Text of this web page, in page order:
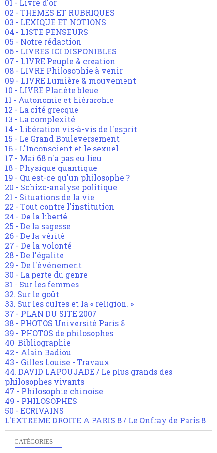
01 - Livre d'or
02 - THEMES ET RUBRIQUES
03 - LEXIQUE ET NOTIONS
04 - LISTE PENSEURS
05 - Notre rédaction
06 - LIVRES ICI DISPONIBLES
07 - LIVRE Peuple & création
08 - LIVRE Philosophie à venir
09 - LIVRE Lumière & mouvement
10 - LIVRE Planète bleue
11 - Autonomie et hiérarchie
12 - La cité grecque
13 - La complexité
14 - Libération vis-à-vis de l'esprit
15 - Le Grand Bouleversement
16 - L'Inconscient et le sexuel
17 - Mai 68 n'a pas eu lieu
18 - Physique quantique
19 - Qu'est-ce qu'un philosophe ?
20 - Schizo-analyse politique
21 - Situations de la vie
22 - Tout contre l'institution
24 - De la liberté
25 - De la sagesse
26 - De la vérité
27 - De la volonté
28 - De l'égalité
29 - De l'événement
30 - La perte du genre
31 - Sur les femmes
32. Sur le goût
33. Sur les cultes et la « religion. »
37 - PLAN DU SITE 2007
38 - PHOTOS Université Paris 8
39 - PHOTOS de philosophes
40. Bibliographie
42 - Alain Badiou
43 - Gilles Louise - Travaux
44. DAVID LAPOUJADE / Le plus grands des
philosophes vivants
47 - Philosophie chinoise
49 - PHILOSOPHES
50 - ECRIVAINS
L'EXTREME DROITE A PARIS 8 / Le Onfray de Paris 8
CATÉGORIES